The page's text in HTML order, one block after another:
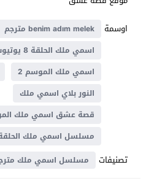
اوسمة
benim adım melek مترجم
اسمي ملك الحلقة 8 يوتيوب
اسمي ملك الموسم 2
النور بلاي اسمي ملك
قصة عشق اسمي ملك
مسلسل اسمي ملك الحلقة
تصنيفات مسلسل اسمي ملك